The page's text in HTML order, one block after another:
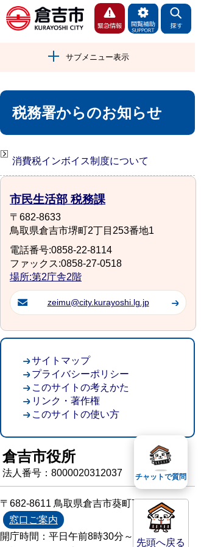
サブメニュー表示
税務署からのお知らせ
消費税インボイス制度について
市民生活部 税務課
〒682-8633
鳥取県倉吉市堺町2丁目253番地1
電話番号:0858-22-8114
ファックス:0858-27-0518
場所:第2庁舎2階
zeimu@city.kurayoshi.lg.jp
先頭へ戻る
サイトマップ
プライバシーポリシー
このサイトの考えかた
リンク・著作権
このサイトの使い方
倉吉市役所
法人番号：8000020312037
〒682-8611 鳥取県倉吉市葵町722
窓口ご案内
開庁時間：平日午前8時30分～午後5時15分
チャットで質問